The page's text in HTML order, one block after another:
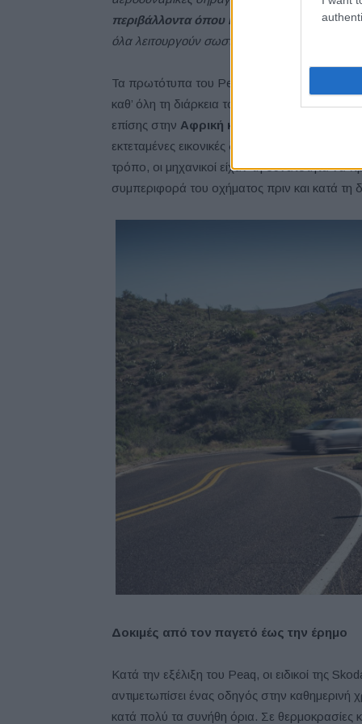
περιβάλλοντα όπου η θερμοκρασία μπορεί
όλα λειτουργούν σωστά και αξιόπιστα ακόμη
Τα πρωτότυπα του Peaq παρακολουθούνταν
καθ’ όλη τη διάρκεια του προγράμματος
επίσης στην Αφρική και τη Βόρεια Αμερική,
εκτεταμένες εικονικές δοκιμές μέσω
τρόπο, οι μηχανικοί είχαν τη δυνατότητα
συμπεριφορά του οχήματος πριν και κατά τη
Δοκιμές από τον παγετό έως την έρημο
Κατά την εξέλιξη του Peaq, οι ειδικοί της
αντιμετωπίσει ένας οδηγός στην
κατά πολύ τα συνήθη όρια. Σε